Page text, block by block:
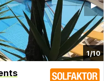
1/10
▶︎